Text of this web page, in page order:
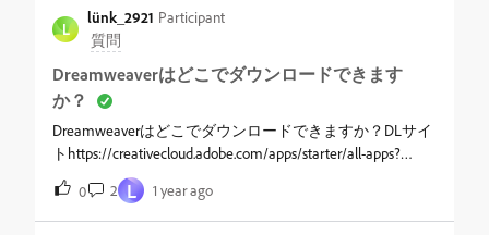
マウスで選んだだけで落ちるようになりました。以下は
回避方法です。例落ちない.action-button {border-radius:
4px;}落ちる.action-button {border-radius: var(--cfw-border-
radius-4px);}落ちない(デフォルト指定を追加する).action-
button {border-radius: var(--cfw-border-radius-4px,
4px);}border-radius以外は不要ぽいです。&nbsp;以上で
す。&nbsp;
L
lünk_2921 Participant
質問
Dreamweaverはどこでダウンロードできます
か？
Dreamweaverはどこでダウンロードできますか？DLサイ
トhttps://creativecloud.adobe.com/apps/starter/all-apps?
context.guid=291982bd-069a-46bc-a915-
97bbf2c0c1ca&amp;mv=emailにはDreamweaverが出てこな
いのですが
0 2 L 1 year ago